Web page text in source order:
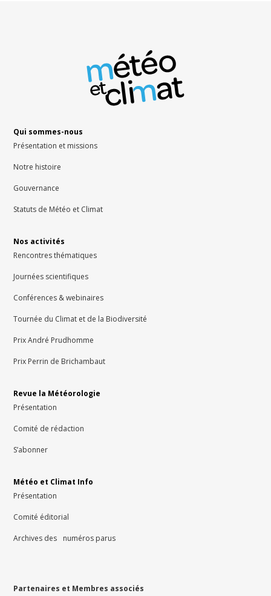
Qui sommes-nous
Présentation et missions
Notre histoire
Gouvernance
Statuts de Météo et Climat
Nos activités
Rencontres thématiques
Journées scientifiques
Conférences & webinaires
Tournée du Climat et de la Biodiversité
Prix André Prudhomme
Prix Perrin de Brichambaut
Revue la Météorologie
Présentation
Comité de rédaction
S’abonner
Météo et Climat Info
Présentation
Comité éditorial
Archives des numéros parus
Partenaires et Membres associés